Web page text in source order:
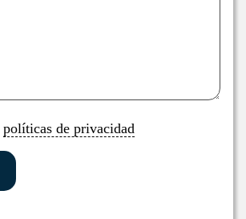
políticas de privacidad